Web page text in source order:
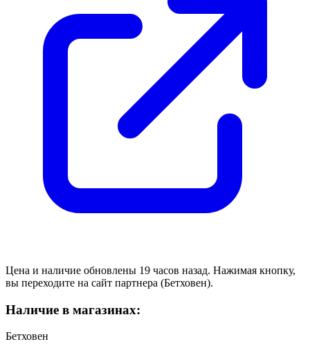
Цена и наличие обновлены 19 часов назад. Нажимая кнопку,
вы переходите на сайт партнера (Бетховен).
Наличие в магазинах:
Бетховен